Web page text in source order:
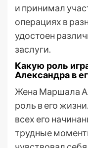
и принимал
операциях в
удостоен
заслуги.
Какую роль
Александра в
Жена Маршала
роль в его
всех его
трудные